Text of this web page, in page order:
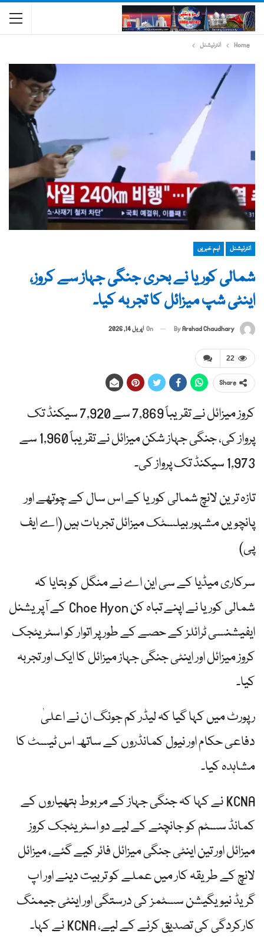
Home انٹرنیشنل
انٹرنیشنل اہم خبریں
شمالی کوریا نے بحری جنگی جہاز سے کروز،
اینٹی شپ میزائل کا تجربہ کیا۔
ByArshad Chaudhary
On اپریل 14, 2026
22
Share
کروز میزائل نے تقریباً 7,869 سے 7,920 سیکنڈ تک
پرواز کی، جنگی جہاز شکن میزائل نے تقریباً 1,960 سے
1,973 سیکنڈ تک پرواز کی۔
تازہ ترین لانچ شمالی کوریا کے اس سال کے چوتھے اور
پانچویں مشہور بیلسٹک میزائل تجربات ہیں (اے ایف
پی)
سرکاری میڈیا کے سی این اے نے منگل کو بتایا کہ
شمالی کوریا نے اپنے تباہ کن Choe Hyon کے آپریشنل
ایفیشنسی ٹرائلز کے حصے کے طور پر اتوار کو اسٹریٹجک
کروز میزائل اور اینٹی جنگی جہاز میزائل کا ایک اور تجربہ
کیا۔
رپورٹ میں کہا گیا کہ لیڈر کم جونگ ان نے اعلیٰ
دفاعی حکام اور نیول کمانڈروں کے ساتھ اس ٹیسٹ کا
مشاہدہ کیا۔
KCNA نے کہا کہ جنگی جہاز کے مربوط ہتھیاروں کے
کمانڈ سسٹم کو جانچنے کے لیے دو اسٹریٹجک کروز
میزائل اور تین اینٹی جنگی میزائل فائر کیے گئے، میزائل
لانچ کے طریقہ کار میں عملے کو تربیت دینے اور اپ
گریڈ نیویگیشن سسٹمز کی درستگی اور اینٹی جیمنگ
کارکردگی کی تصدیق کرنے کے لیے، KCNA نے کہا۔